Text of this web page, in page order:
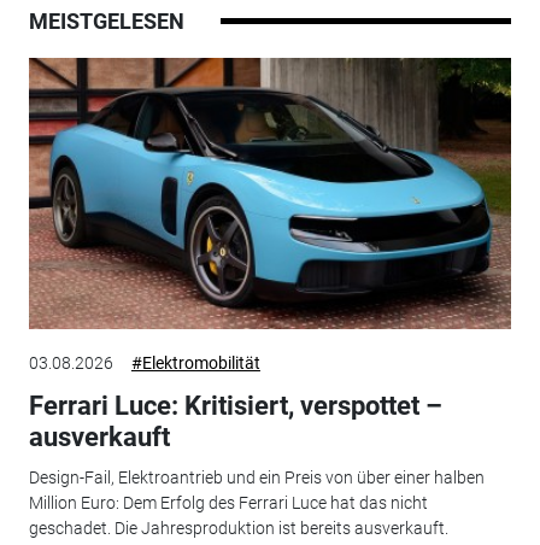
MEISTGELESEN
03.08.2026 #Elektromobilität
Ferrari Luce: Kritisiert, verspottet –
ausverkauft
Design-Fail, Elektroantrieb und ein Preis von über einer halben
Million Euro: Dem Erfolg des Ferrari Luce hat das nicht
geschadet. Die Jahresproduktion ist bereits ausverkauft.